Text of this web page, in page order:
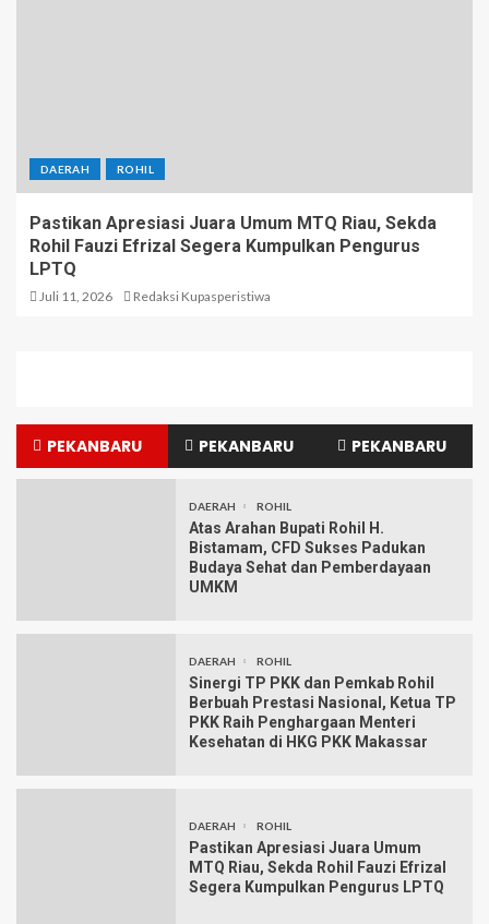
DAERAH ROHIL
Pastikan Apresiasi Juara Umum MTQ Riau, Sekda
Rohil Fauzi Efrizal Segera Kumpulkan Pengurus
LPTQ
Juli 11, 2026 Redaksi Kupasperistiwa
PEKANBARU PEKANBARU PEKANBARU
DAERAH ROHIL
Atas Arahan Bupati Rohil H.
Bistamam, CFD Sukses Padukan
Budaya Sehat dan Pemberdayaan
UMKM
DAERAH ROHIL
Sinergi TP PKK dan Pemkab Rohil
Berbuah Prestasi Nasional, Ketua TP
PKK Raih Penghargaan Menteri
Kesehatan di HKG PKK Makassar
DAERAH ROHIL
Pastikan Apresiasi Juara Umum
MTQ Riau, Sekda Rohil Fauzi Efrizal
Segera Kumpulkan Pengurus LPTQ